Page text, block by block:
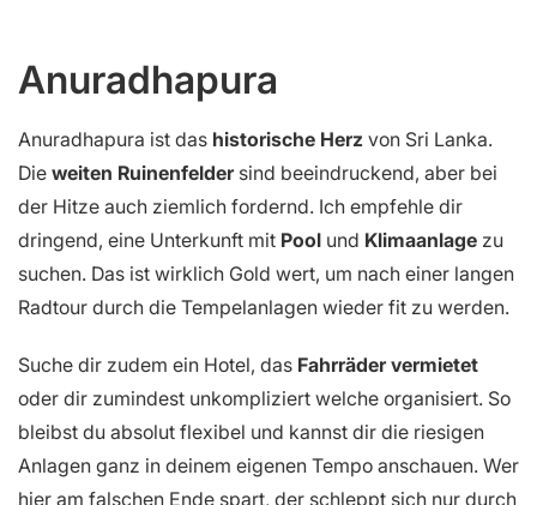
Anuradhapura
von Sri Lanka.
weiten Ruinenfelder
sind beeindruckend, aber bei
der Hitze auch ziemlich fordernd. Ich empfehle dir
dringend, eine Unterkunft mitPoolundKlimaanlagezu
suchen. Das ist wirklich Gold wert, um nach einer langen
Radtour durch die Tempelanlagen wieder fit zu werden.